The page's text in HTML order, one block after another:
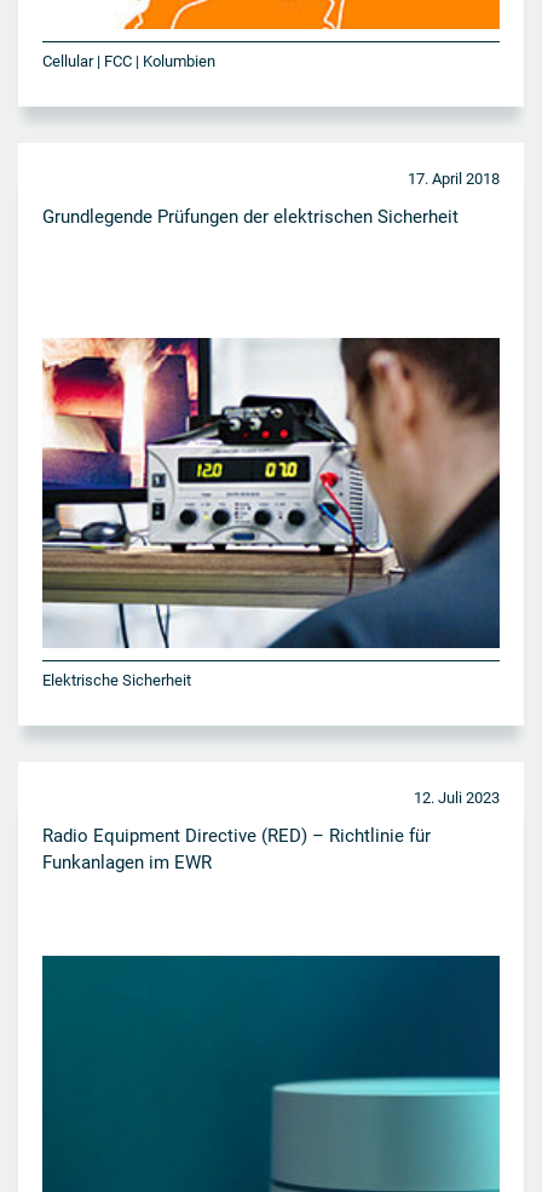
Cellular | FCC | Kolumbien
17. April 2018
Grundlegende Prüfungen der elektrischen Sicherheit
Elektrische Sicherheit
12. Juli 2023
Radio Equipment Directive (RED) – Richtlinie für
Funkanlagen im EWR